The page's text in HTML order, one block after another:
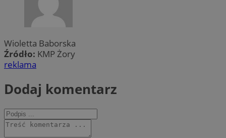
Wioletta Baborska
Źródło: KMP Żory
reklama
Dodaj komentarz